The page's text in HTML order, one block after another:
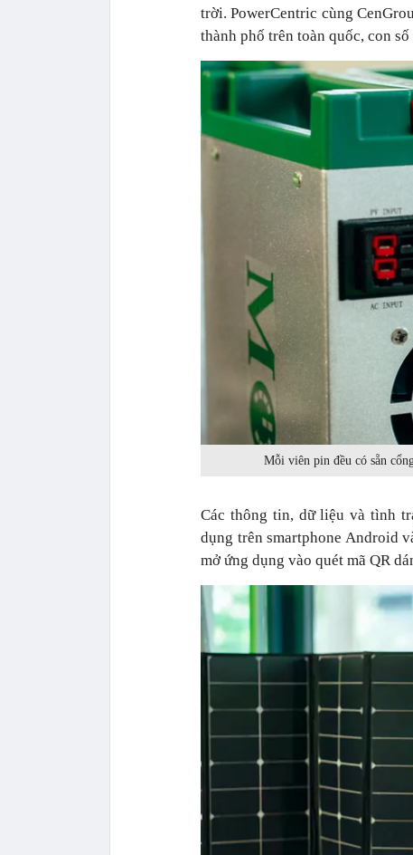
trời. PowerCentric cùng
thành phố trên toàn quốc, con
Mỗi viên pin đều có sẵn
Các thông tin, dữ liệu và tình
dụng trên smartphone Android
mở ứng dụng vào quét mã QR